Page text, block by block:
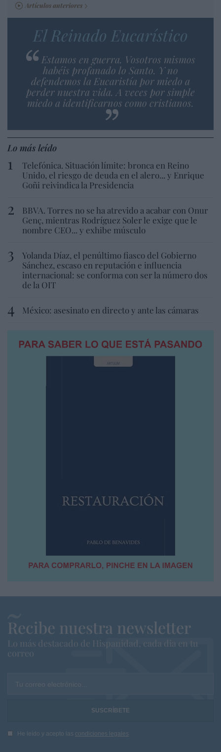
Artículos anteriores
El Reinado Eucarístico
Estamos en guerra. Vosotros mismos
habéis profanado lo Santo. Y no
defendemos la Eucaristía por miedo a
perder nuestra vida. A veces por simple
miedo a identificarnos como cristianos.
Lo más leído
Telefónica. Situación límite: bronca en Reino
Unido, el riesgo de deuda en el alero... y Enrique
Goñi reivindica la Presidencia
BBVA. Torres no se ha atrevido a acabar con Onur
Genç, mientras Rodríguez Soler le exige que le
nombre CEO... y exhibe músculo
Yolanda Díaz, el penúltimo fiasco del Gobierno
Sánchez, escaso en reputación e influencia
internacional: se conforma con ser la número dos
de la OIT
México: asesinato en directo y ante las cámaras
Recibe nuestra newsletter
Lo más destacado de Hispanidad, cada dia en tu
correo
Tu correo electrónico...
He leído y acepto las condiciones legales